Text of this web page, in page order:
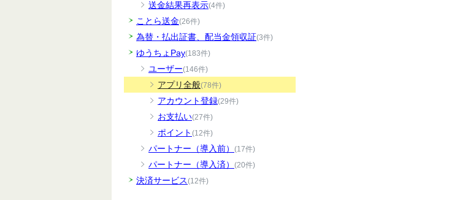
送金結果再表示(4件)
ことら送金(26件)
為替・払出証書、配当金領収証(3件)
ゆうちょPay(183件)
ユーザー(146件)
アプリ全般(78件)
アカウント登録(29件)
お支払い(27件)
ポイント (12件)
パートナー（導入前） (17件)
パートナー（導入済） (20件)
決済サービス(12件)